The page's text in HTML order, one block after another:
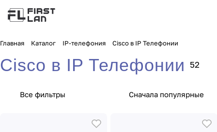
Главная Каталог IP-телефония Cisco в IP Телефонии
Cisco в IP Телефонии 52
Все фильтры Сначала популярные